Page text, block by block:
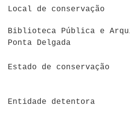
Local de conservação
Biblioteca Pública e
Ponta Delgada
Estado de conservação
Entidade detentora